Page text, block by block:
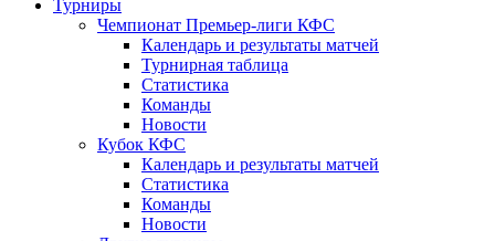
Турниры
Чемпионат Премьер-лиги КФС
Календарь и результаты матчей
Турнирная таблица
Статистика
Команды
Новости
Кубок КФС
Календарь и результаты матчей
Статистика
Команды
Новости